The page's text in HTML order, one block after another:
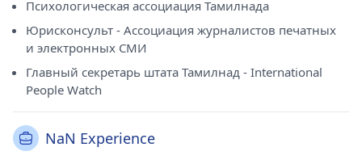
Психологическая ассоциация Тамилнада
Юрисконсульт - Ассоциация журналистов печатных
и электронных СМИ
Главный секретарь штата Тамилнад - International
People Watch
NaN Experience